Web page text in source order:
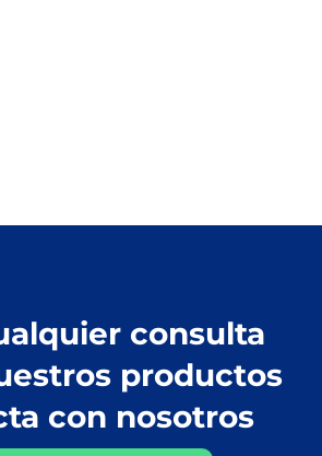
consulta
productos
con nosotros